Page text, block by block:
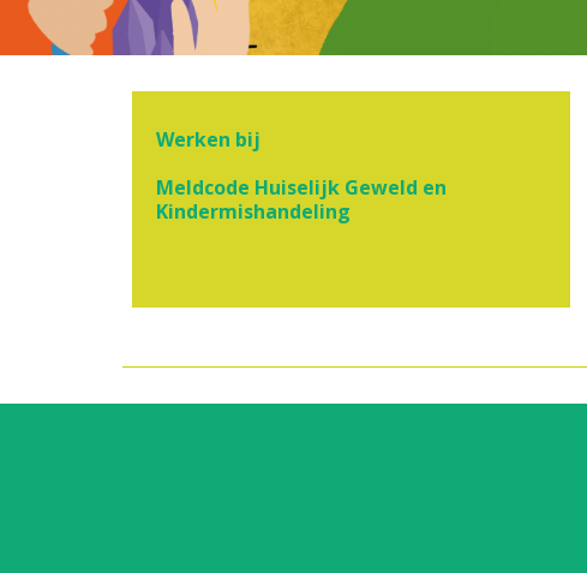
Werken bij
Meldcode Huiselijk Geweld en
Kindermishandeling